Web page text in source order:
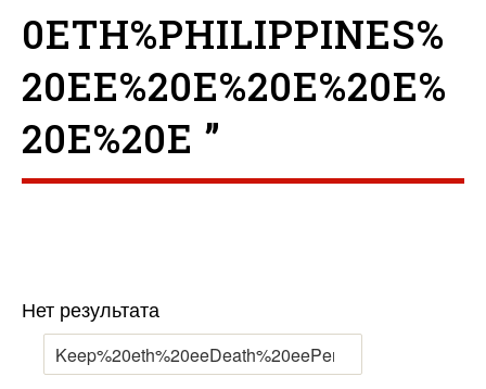
0ETH%PHILIPPINES%
20EE%20E%20E%20E%
20E%20E ”
Нет результата